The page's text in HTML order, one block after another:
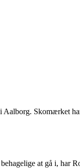
Aalborg. Skomærket
at gå i, har